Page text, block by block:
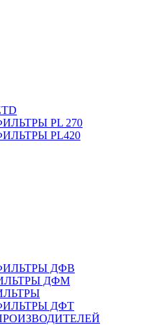
PL 270
PL420
ДФВ
ДФМ
ДФТ